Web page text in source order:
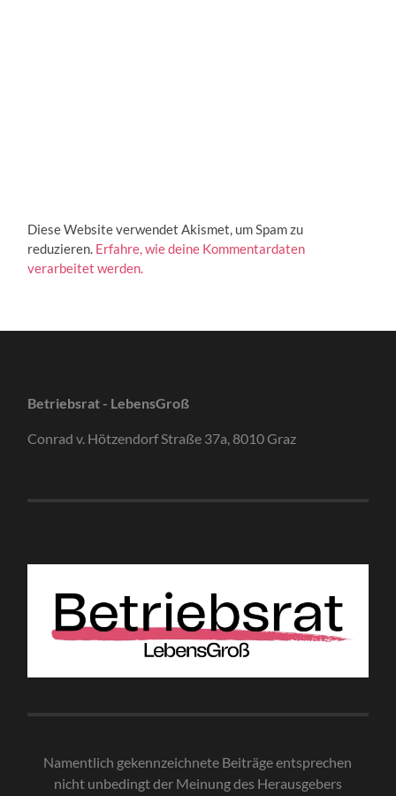
Diese Website verwendet Akismet, um Spam zu
reduzieren. Erfahre, wie deine Kommentardaten
verarbeitet werden.
Betriebsrat - LebensGroß
Conrad v. Hötzendorf Straße 37a, 8010 Graz
Namentlich gekennzeichnete Beiträge entsprechen
nicht unbedingt der Meinung des Herausgebers